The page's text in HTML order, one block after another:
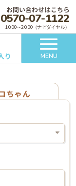
お問い合わせはこちら
0570-07-1122
10:00～20:00（ナビダイヤル）
り MENU
ちゃん